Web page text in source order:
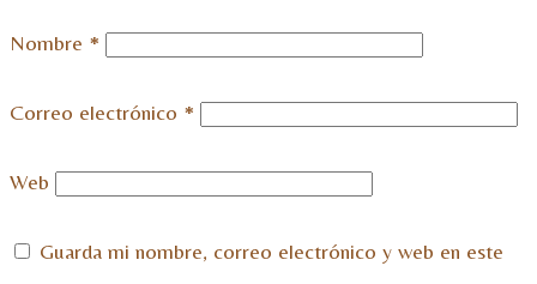
Nombre *
Correo electrónico *
Web
Guarda mi nombre, correo electrónico y web en este